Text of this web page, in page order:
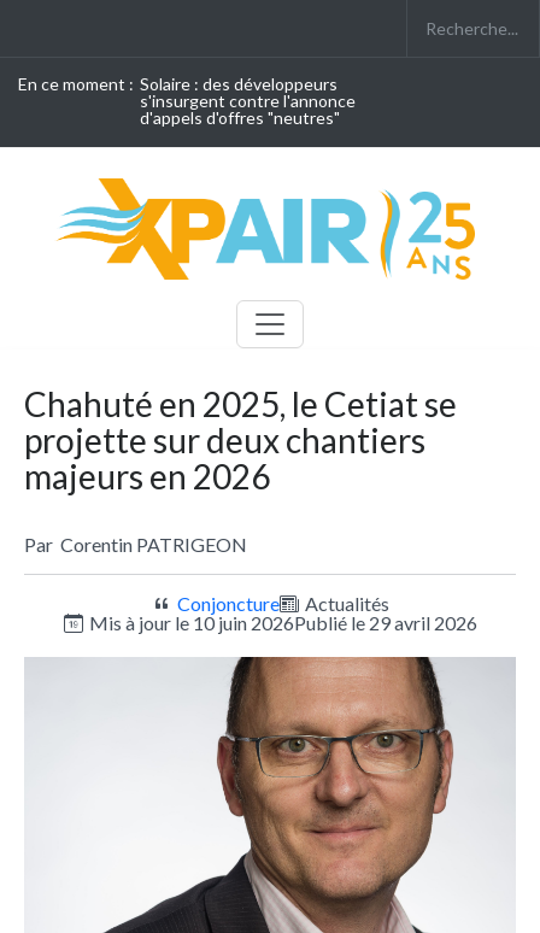
En ce moment : Solaire : des développeurs
s'insurgent contre l'annonce
d'appels d'offres "neutres"
Chahuté en 2025, le Cetiat se
projette sur deux chantiers
majeurs en 2026
Par Corentin PATRIGEON
Conjoncture
Actualités
Mis à jour le 10 juin 2026Publié le 29 avril 2026